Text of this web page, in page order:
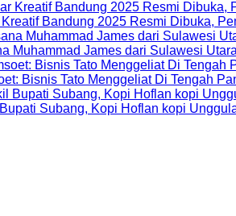
Kreatif Bandung 2025 Resmi Dibuka,
Muhammad James dari Sulawesi
Bisnis Tato Menggeliat Di Tengah
Subang, Kopi Hoflan kopi